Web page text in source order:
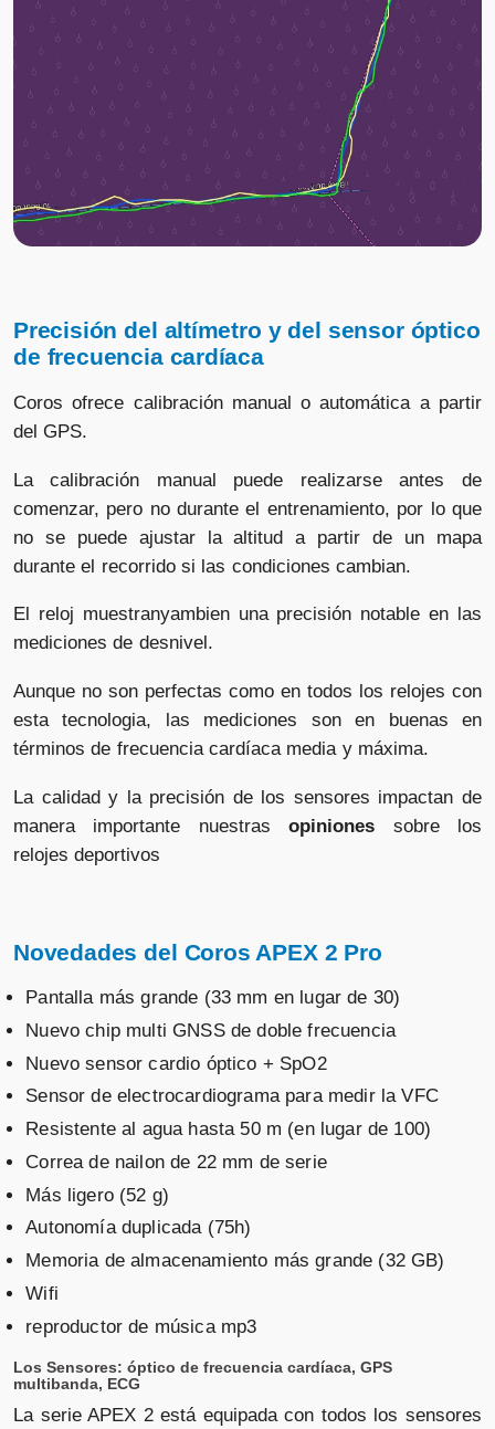
COROS reloj Apex 2
Vendido por
📦 3-5 días · 🚚 Gratis >75€ · 🔄 30 días
COROS Apex 4 42 mm
📦 3-5 días · 🚚 Gratis >75€ · 🔄 30 días
Precisión del altímetro y del sensor óptico
de frecuencia cardíaca
Coros ofrece calibración manual o automática a partir
del GPS.
La calibración manual puede realizarse antes de
comenzar, pero no durante el entrenamiento, por lo que
no se puede ajustar la altitud a partir de un mapa
durante el recorrido si las condiciones cambian.
El reloj muestranyambien una precisión notable en las
mediciones de desnivel.
Aunque no son perfectas como en todos los relojes con
esta tecnologia, las mediciones son en buenas en
términos de frecuencia cardíaca media y máxima.
La calidad y la precisión de los sensores impactan de
manera importante nuestrasopiniones sobre los
relojes deportivos
Novedades del Coros APEX 2 Pro
Pantalla más grande (33 mm en lugar de 30)
Nuevo chip multi GNSS de doble frecuencia
Nuevo sensor cardio óptico + SpO2
Sensor de electrocardiograma para medir la VFC
Resistente al agua hasta 50 m (en lugar de 100)
Correa de nailon de 22 mm de serie
Más ligero (52 g)
Autonomía duplicada (75h)
Memoria de almacenamiento más grande (32 GB)
Wifi
reproductor de música mp3
Los Sensores: óptico de frecuencia cardíaca, GPS
multibanda, ECG
La serie APEX 2 está equipada con todos los sensores